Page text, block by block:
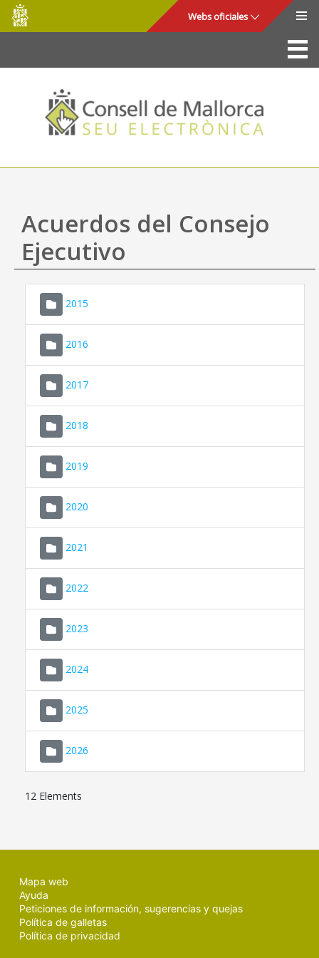
Saltar al contenido principal
Consell
de
Mallorca
Webs oficiales
La Sede
Consejo de Mallorca
Acceso y seguridad
Utilidades
Mapa web
Ayuda
Acuerdos del Consejo
Ejecutivo
2015
2016
2017
2018
2019
2020
2021
2022
2023
2024
2025
2026
12 Elements
Mapa web
Ayuda
Peticiones de información, sugerencias y quejas
Política de galletas
Política de privacidad